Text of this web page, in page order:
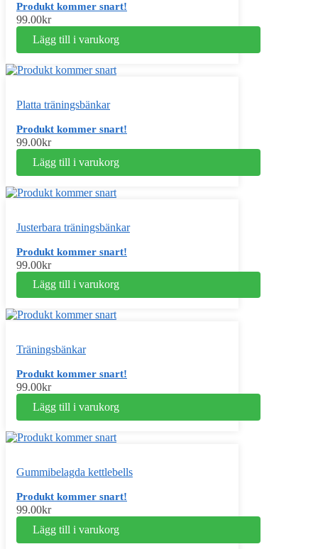
Produkt kommer snart!
99.00kr
Lägg till i varukorg
Platta träningsbänkar
Produkt kommer snart!
99.00kr
Lägg till i varukorg
Justerbara träningsbänkar
Produkt kommer snart!
99.00kr
Lägg till i varukorg
Träningsbänkar
Produkt kommer snart!
99.00kr
Lägg till i varukorg
Gummibelagda kettlebells
Produkt kommer snart!
99.00kr
Lägg till i varukorg